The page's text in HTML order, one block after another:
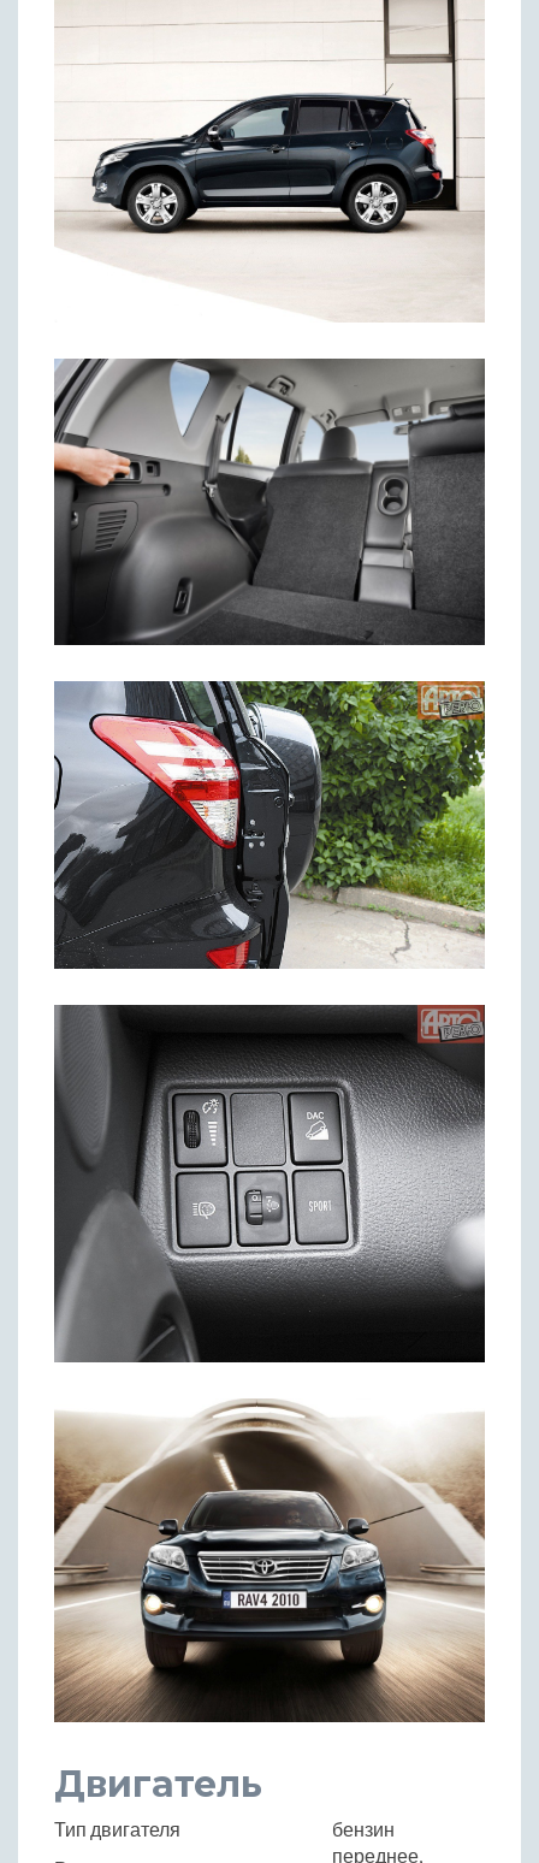
Двигатель
Тип двигателя
бензин
переднее,